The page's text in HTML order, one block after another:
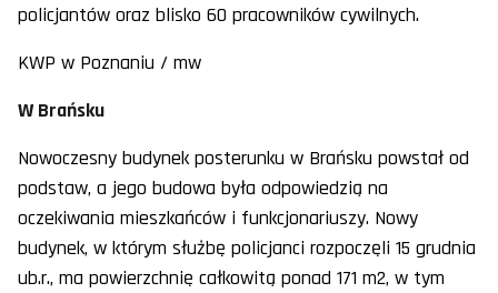
policjantów oraz blisko 60 pracowników cywilnych.
KWP w Poznaniu / mw
W Brańsku
Nowoczesny budynek posterunku w Brańsku powstał od
podstaw, a jego budowa była odpowiedzią na
oczekiwania mieszkańców i funkcjonariuszy. Nowy
budynek, w którym służbę policjanci rozpoczęli 15 grudnia
ub.r., ma powierzchnię całkowitą ponad 171 m2, w tym